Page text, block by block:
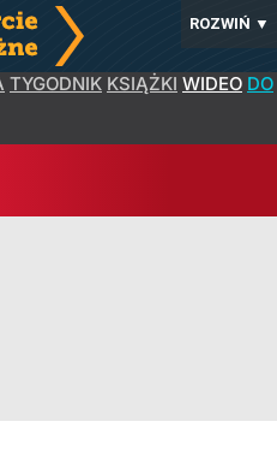
ROZWIŃ ▼
TYGODNIK KSIĄŻKI WIDEO DO